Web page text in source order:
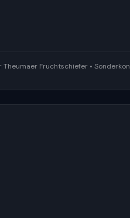
Fruchtschiefer •